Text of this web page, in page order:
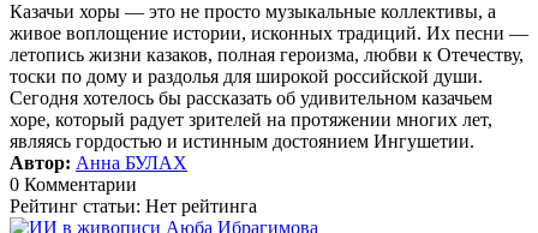
Казачьи хоры — это не просто музыкальные коллективы, а
живое воплощение истории, исконных традиций. Их песни —
летопись жизни казаков, полная героизма, любви к Отечеству,
тоски по дому и раздолья для широкой российской души.
Сегодня хотелось бы рассказать об удивительном казачьем
хоре, который радует зрителей на протяжении многих лет,
являясь гордостью и истинным достоянием Ингушетии.
Автор: Анна БУЛАХ
0 Комментарии
Рейтинг статьи: Нет рейтинга